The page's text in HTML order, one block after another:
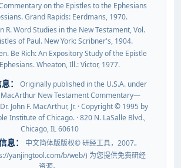
on the Epistles to the Ephesians
Grand Rapids: Eerdmans, 1970.
R. Word Studies in the New Testament, Vol.
of Paul. New York: Scribner's, 1904.
Be Rich: An Expository Study of the Epistle
Wheaton, Ill.: Victor, 1977.
：
Originally published in the U.S.A. under
New Testament Commentary—
John F. MacArthur, Jr. · Copyright © 1995 by
Institute of Chicago. · 820 N. LaSalle Blvd.,
Chicago, IL 60610
息：
中文简体版版权© 研经工具，2007。
yanjingtool.com/b/web/) 为您提供免费研经